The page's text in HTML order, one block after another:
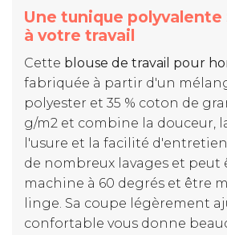
Une tunique polyvalente
à votre travail
Cette blouse de travail pour
fabriquée à partir d'un
polyester et 35 % coton de
g/m2 et combine la douceur,
l'usure et la facilité
de nombreux lavages et peut
machine à 60 degrés et être
linge. Sa coupe légèrement
confortable vous donne